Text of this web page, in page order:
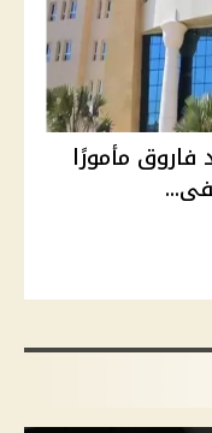
فاروق مأمورًا